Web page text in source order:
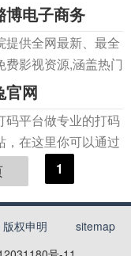
购买行为时，京东
联盟伙伴和广大用户
果营销平台，整合
航、购物平台、团
教育搜索、旅游、影
化的产品体系，为广
供更多的搜索
博电子商务
提供全网最新、最全
费影视资源,涵盖热门
电影、短剧、动漫、
容。我们致力于为用
清、流畅的在线观看
随地畅享VIP级影视
官网
码平台做专业的打码
，在这里你可以通过
获得额外收入。本站
，还有uu打码、极
超速打码等热门项
1
版权申明
sitemap